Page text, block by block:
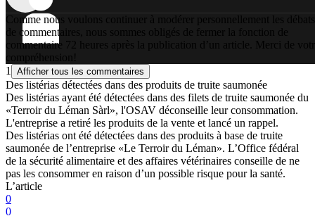
Comme nous voulons continuer à modérer personnellement les débats
de commentaires, nous sommes obligés de fermer la fonction de
commentaire 72 heures après la publication d’un article. Merci de
compréhension!
1
Afficher tous les commentaires
Des listérias détectées dans des produits de truite saumonée
Des listérias ayant été détectées dans des filets de truite saumonée du
«Terroir du Léman Sàrl», l'OSAV déconseille leur consommation.
L'entreprise a retiré les produits de la vente et lancé un rappel.
Des listérias ont été détectées dans des produits à base de truite
saumonée de l’entreprise «Le Terroir du Léman». L’Office fédéral
de la sécurité alimentaire et des affaires vétérinaires conseille de ne
pas les consommer en raison d’un possible risque pour la santé.
L’article
0
0